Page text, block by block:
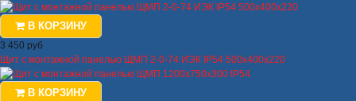
В КОРЗИНУ
3 450 руб
Щит с монтажной панелью ЩМП 2-0-74 ИЭК IP54 500х400х220
В КОРЗИНУ